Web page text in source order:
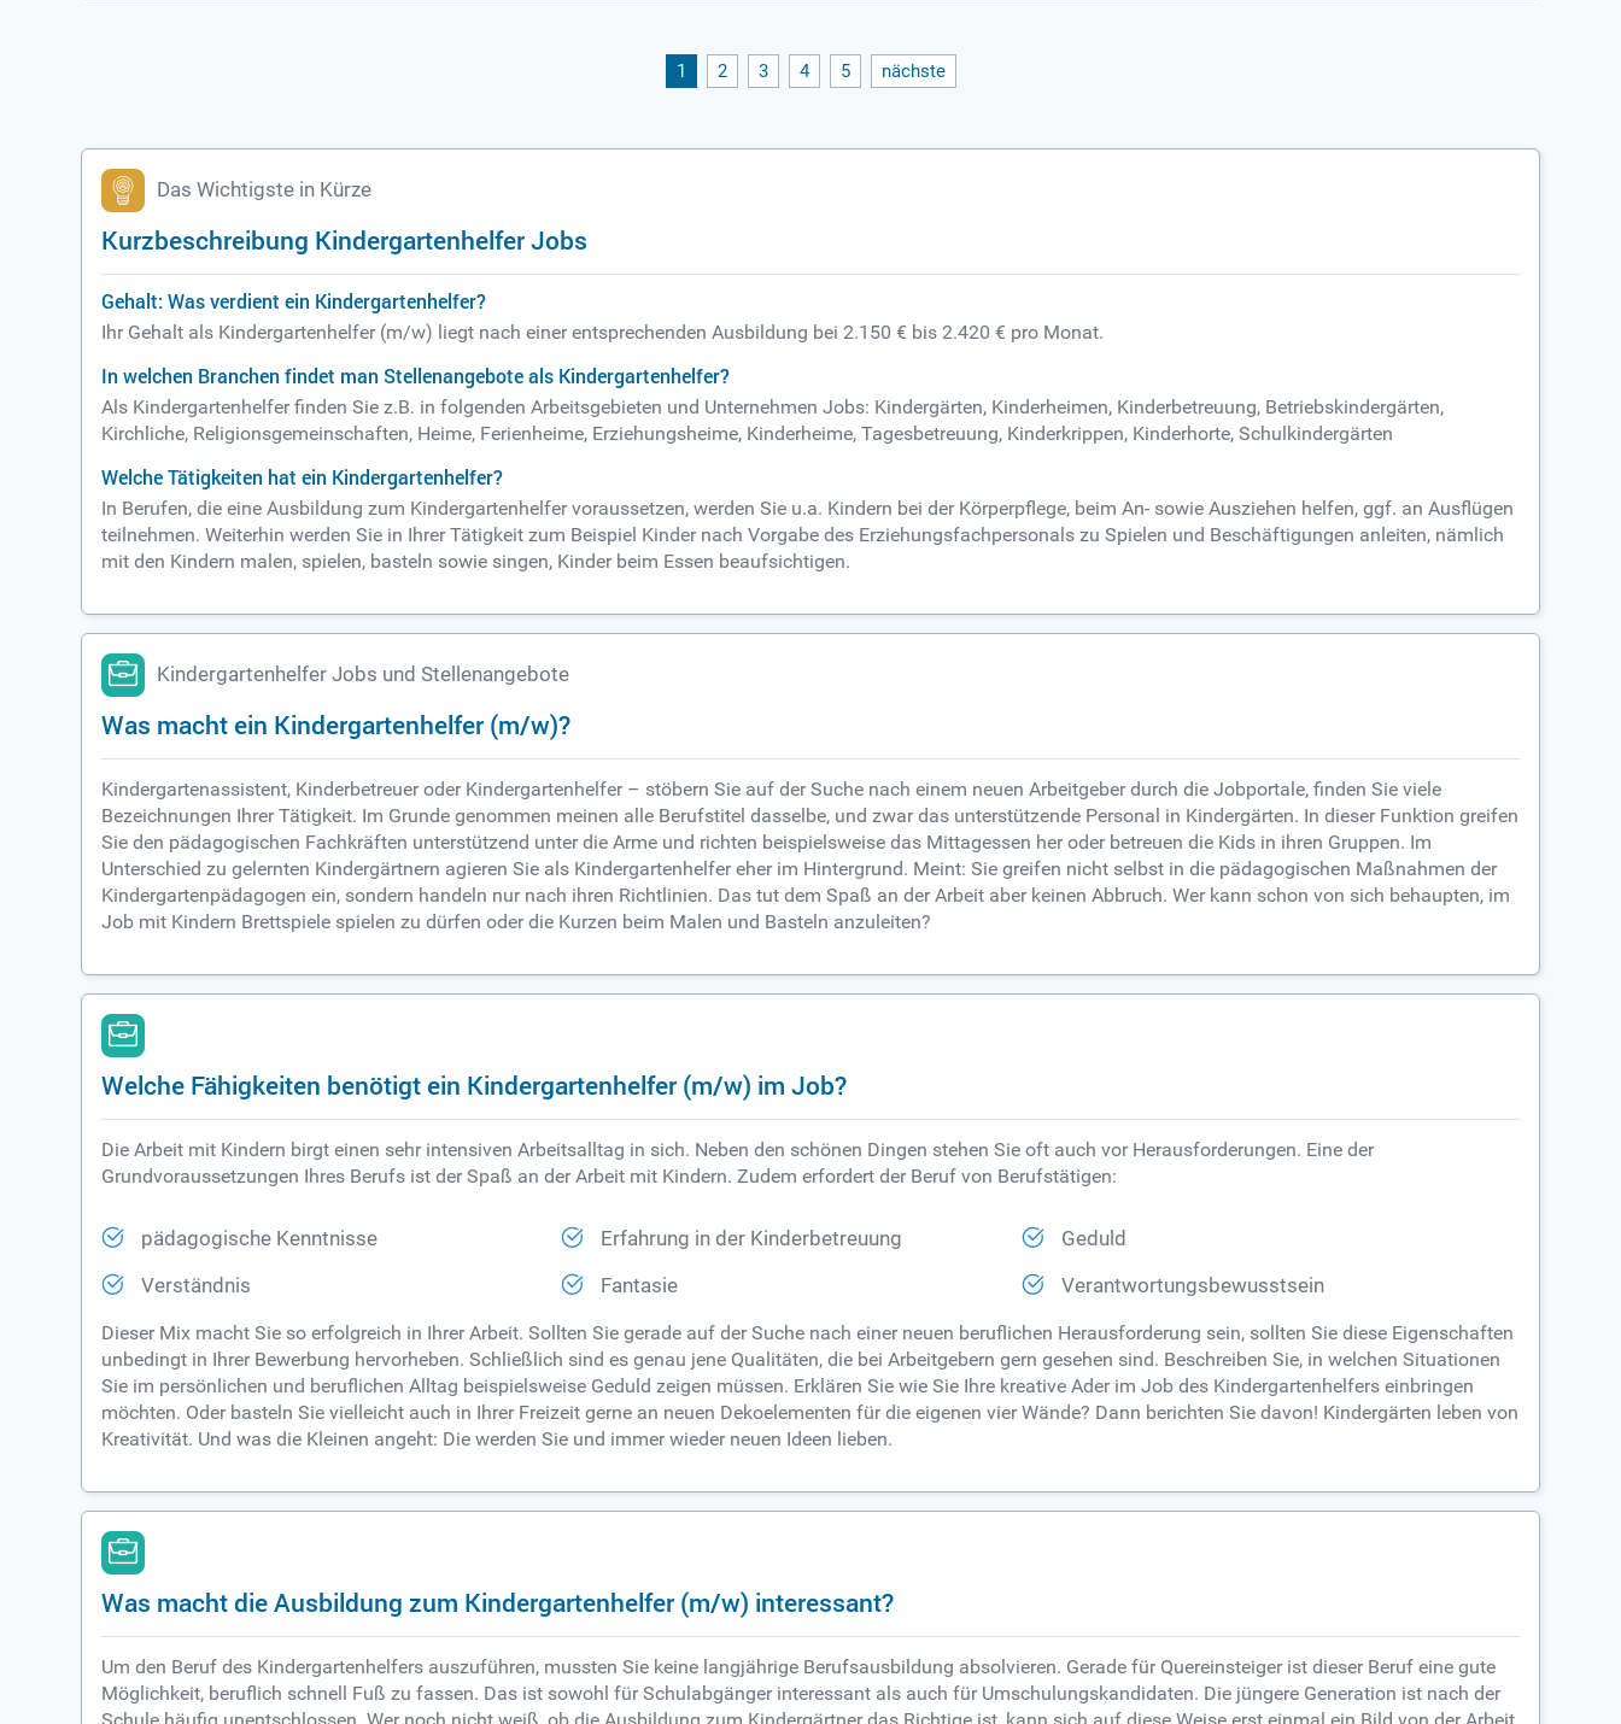
1 2 3 4 5 nächste
Das Wichtigste in Kürze
Kurzbeschreibung Kindergartenhelfer Jobs
Gehalt: Was verdient ein Kindergartenhelfer?
Ihr Gehalt als Kindergartenhelfer (m/w) liegt nach einer entsprechenden Ausbildung bei 2.150 € bis 2.420 € pro Monat.
In welchen Branchen findet man Stellenangebote als Kindergartenhelfer?
Als Kindergartenhelfer finden Sie z.B. in folgenden Arbeitsgebieten und Unternehmen Jobs: Kindergärten, Kinderheimen, Kinderbetreuung, Betriebskindergärten,
Kirchliche, Religionsgemeinschaften, Heime, Ferienheime, Erziehungsheime, Kinderheime, Tagesbetreuung, Kinderkrippen, Kinderhorte, Schulkindergärten
Welche Tätigkeiten hat ein Kindergartenhelfer?
In Berufen, die eine Ausbildung zum Kindergartenhelfer voraussetzen, werden Sie u.a. Kindern bei der Körperpflege, beim An- sowie Ausziehen helfen, ggf. an Ausflügen
teilnehmen. Weiterhin werden Sie in Ihrer Tätigkeit zum Beispiel Kinder nach Vorgabe des Erziehungsfachpersonals zu Spielen und Beschäftigungen anleiten, nämlich
mit den Kindern malen, spielen, basteln sowie singen, Kinder beim Essen beaufsichtigen.
Kindergartenhelfer Jobs und Stellenangebote
Was macht ein Kindergartenhelfer (m/w)?
Kindergartenassistent, Kinderbetreuer oder Kindergartenhelfer – stöbern Sie auf der Suche nach einem neuen Arbeitgeber durch die Jobportale, finden Sie viele
Bezeichnungen Ihrer Tätigkeit. Im Grunde genommen meinen alle Berufstitel dasselbe, und zwar das unterstützende Personal in Kindergärten. In dieser Funktion greifen
Sie den pädagogischen Fachkräften unterstützend unter die Arme und richten beispielsweise das Mittagessen her oder betreuen die Kids in ihren Gruppen. Im
Unterschied zu gelernten Kindergärtnern agieren Sie als Kindergartenhelfer eher im Hintergrund. Meint: Sie greifen nicht selbst in die pädagogischen Maßnahmen der
Kindergartenpädagogen ein, sondern handeln nur nach ihren Richtlinien. Das tut dem Spaß an der Arbeit aber keinen Abbruch. Wer kann schon von sich behaupten, im
Job mit Kindern Brettspiele spielen zu dürfen oder die Kurzen beim Malen und Basteln anzuleiten?
Welche Fähigkeiten benötigt ein Kindergartenhelfer (m/w) im Job?
Die Arbeit mit Kindern birgt einen sehr intensiven Arbeitsalltag in sich. Neben den schönen Dingen stehen Sie oft auch vor Herausforderungen. Eine der
Grundvoraussetzungen Ihres Berufs ist der Spaß an der Arbeit mit Kindern. Zudem erfordert der Beruf von Berufstätigen:
pädagogische Kenntnisse Erfahrung in der Kinderbetreuung Geduld
Verständnis Fantasie Verantwortungsbewusstsein
Dieser Mix macht Sie so erfolgreich in Ihrer Arbeit. Sollten Sie gerade auf der Suche nach einer neuen beruflichen Herausforderung sein, sollten Sie diese Eigenschaften
unbedingt in Ihrer Bewerbung hervorheben. Schließlich sind es genau jene Qualitäten, die bei Arbeitgebern gern gesehen sind. Beschreiben Sie, in welchen Situationen
Sie im persönlichen und beruflichen Alltag beispielsweise Geduld zeigen müssen. Erklären Sie wie Sie Ihre kreative Ader im Job des Kindergartenhelfers einbringen
möchten. Oder basteln Sie vielleicht auch in Ihrer Freizeit gerne an neuen Dekoelementen für die eigenen vier Wände? Dann berichten Sie davon! Kindergärten leben von
Kreativität. Und was die Kleinen angeht: Die werden Sie und immer wieder neuen Ideen lieben.
Was macht die Ausbildung zum Kindergartenhelfer (m/w) interessant?
Um den Beruf des Kindergartenhelfers auszuführen, mussten Sie keine langjährige Berufsausbildung absolvieren. Gerade für Quereinsteiger ist dieser Beruf eine gute
Möglichkeit, beruflich schnell Fuß zu fassen. Das ist sowohl für Schulabgänger interessant als auch für Umschulungskandidaten. Die jüngere Generation ist nach der